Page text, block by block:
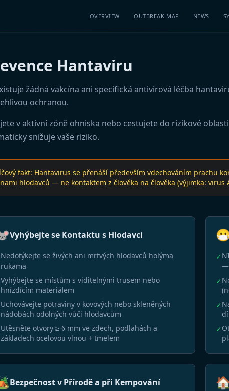
OVERVIEW OUTBREAK MAP NEWS
Hantaviru
žádná vakcína ani specifická antivirová léčba
ochranou.
v aktivní zóně ohniska nebo cestujete do rizikové
snižuje vaše riziko.
fakt: Hantavirus se přenáší především vdechováním prachu
hlodavců — ne kontaktem z člověka na člověka (výjimka: virus
Vyhýbejte se Kontaktu s Hlodavci
Nedotýkejte se živých ani mrtvých hlodavců holýma
rukama
Vyhýbejte se místům s viditelnými trusem nebo
hnízdícím materiálem
Uchovávejte potraviny v kovových nebo skleněných
nádobách odolných vůči hlodavcům
Utěsněte otvory ≥ 6 mm ve zdech, podlahách a
základech ocelovou vlnou + tmelem
✓
—
✓
✓
✓
Bezpečnost v Přírodě a při Kempování